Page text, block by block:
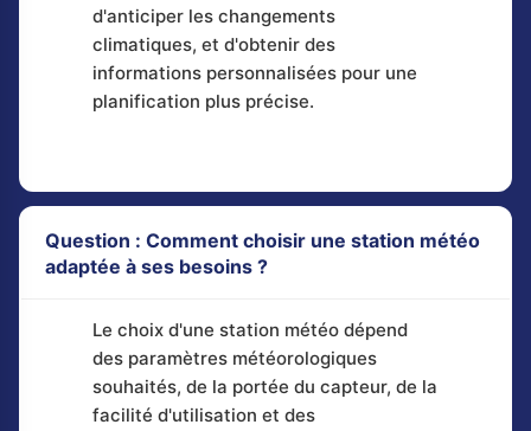
d'anticiper les changements
climatiques, et d'obtenir des
informations personnalisées pour une
planification plus précise.
Question : Comment choisir une station météo
adaptée à ses besoins ?
Le choix d'une station météo dépend
des paramètres météorologiques
souhaités, de la portée du capteur, de la
facilité d'utilisation et des